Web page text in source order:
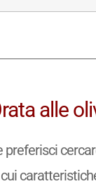
alle
preferisci